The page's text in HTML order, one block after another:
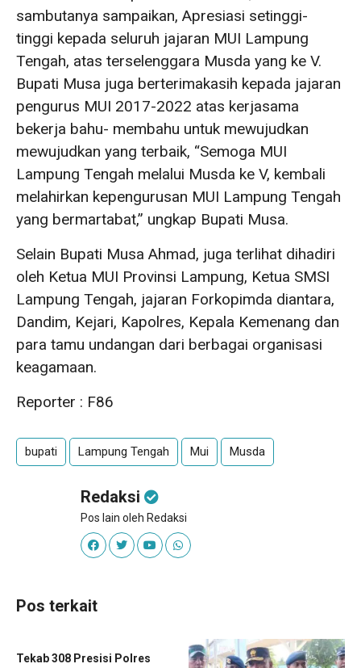
sambutanya sampaikan, Apresiasi setinggi-
tinggi kepada seluruh jajaran MUI Lampung
Tengah, atas terselenggara Musda yang ke V.
Bupati Musa juga berterimakasih kepada jajaran
pengurus MUI 2017-2022 atas kerjasama
bekerja bahu- membahu untuk mewujudkan
mewujudkan yang terbaik, “Semoga MUI
Lampung Tengah melalui Musda ke V, kembali
melahirkan kepengurusan MUI Lampung Tengah
yang bermartabat,” ungkap Bupati Musa.
Selain Bupati Musa Ahmad, juga terlihat dihadiri
oleh Ketua MUI Provinsi Lampung, Ketua SMSI
Lampung Tengah, jajaran Forkopimda diantara,
Dandim, Kejari, Kapolres, Kepala Kemenang dan
para tamu undangan dari berbagai organisasi
keagamaan.
Reporter : F86
bupati Lampung Tengah Mui Musda
Redaksi
Pos lain oleh Redaksi
Pos terkait
Tekab 308 Presisi Polres